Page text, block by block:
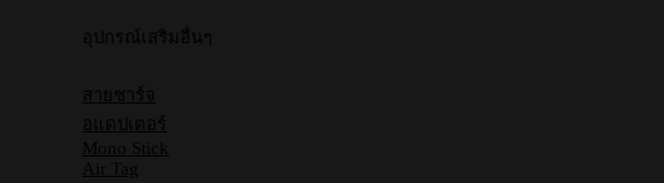
อุปกรณ์เสริมอื่นๆ
สายชาร์จ
อแดปเตอร์
Mono Stick
Air Tag